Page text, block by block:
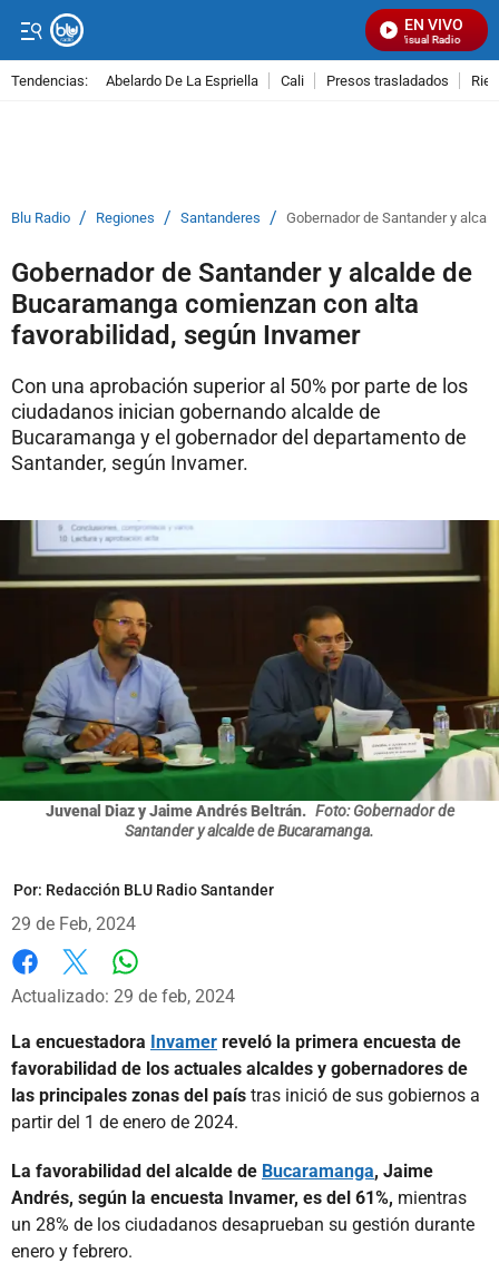
EN VIVO
Señal Visual Radio
Tendencias: Abelardo De La Espriella Cali Presos trasladados
Blu Radio / Regiones / Santanderes / Gobernador de Santander y
Gobernador de Santander y alcalde de
Bucaramanga comienzan con alta
favorabilidad, según Invamer
Con una aprobación superior al 50% por parte de los
ciudadanos inician gobernando alcalde de
Bucaramanga y el gobernador del departamento de
Santander, según Invamer.
Juvenal Diaz y Jaime Andrés Beltrán. Foto: Gobernador de
Santander y alcalde de Bucaramanga.
Por: Redacción BLU Radio Santander
29 de Feb, 2024
Facebook
X
Actualizado: 29 de feb, 2024
La encuestadora Invamer reveló la primera encuesta de
favorabilidad de los actuales alcaldes y gobernadores de
las principales zonas del país tras inició de sus gobiernos a
partir del 1 de enero de 2024.
La favorabilidad del alcalde de Bucaramanga, Jaime
Andrés, según la encuesta Invamer, es del 61%, mientras
un 28% de los ciudadanos desaprueban su gestión durante
enero y febrero.